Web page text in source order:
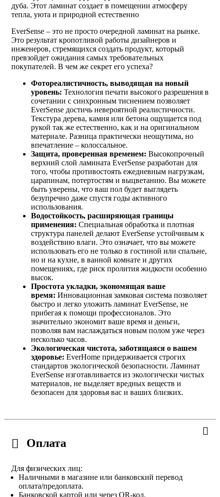
дуба. Этот ламинат создает в помещении атмосферу
тепла, уюта и природной естественно
EverSense – это не просто очередной ламинат на рынке.
Это результат кропотливой работы дизайнеров и
инженеров, стремящихся создать продукт, который
превзойдет ожидания самых требовательных
покупателей. В чем же секрет его успеха?
Фотореалистичность, выводящая на новый
уровень: Технология печати высокого разрешения в
сочетании с синхронным тиснением позволяет
EverSense достичь невероятной реалистичности.
Текстура дерева, камня или бетона ощущается под
рукой так же естественно, как и на оригинальном
материале. Разница практически неощутима, но
впечатление – колоссальное.
Защита, проверенная временем: Высокопрочный
верхний слой ламината EverSense разработан для
того, чтобы противостоять ежедневным нагрузкам,
царапинам, потертостям и выцветанию. Вы можете
быть уверены, что ваш пол будет выглядеть
безупречно даже спустя годы активного
использования.
Водостойкость, расширяющая границы
применения: Специальная обработка и плотная
структура панелей делают EverSense устойчивым к
воздействию влаги. Это означает, что вы можете
использовать его не только в гостиной или спальне,
но и на кухне, в ванной комнате и других
помещениях, где риск пролития жидкости особенно
высок.
Простота укладки, экономящая ваше
время: Инновационная замковая система позволяет
быстро и легко уложить ламинат EverSense, не
прибегая к помощи профессионалов. Это
значительно экономит ваше время и деньги,
позволяя вам наслаждаться новым полом уже через
несколько часов.
Экологическая чистота, заботящаяся о вашем
здоровье: EverHome придерживается строгих
стандартов экологической безопасности. Ламинат
EverSense изготавливается из экологически чистых
материалов, не выделяет вредных веществ и
безопасен для здоровья вас и ваших близких.
Оплата
Для физических лиц:
Наличными в магазине или банковский перевод
оплата/предоплата.
Банковской картой или через QR-код.